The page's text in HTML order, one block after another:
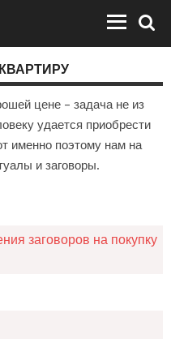
цене – задача не из
удается приобрести
именно поэтому нам на
и заговоры.
заговоров на покупку